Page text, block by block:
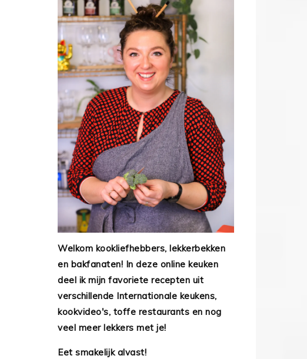
Welkom kookliefhebbers, lekkerbekken
en bakfanaten! In deze online keuken
deel ik mijn favoriete recepten uit
verschillende Internationale keukens,
kookvideo's, toffe restaurants en nog
veel meer lekkers met je!
Eet smakelijk alvast!